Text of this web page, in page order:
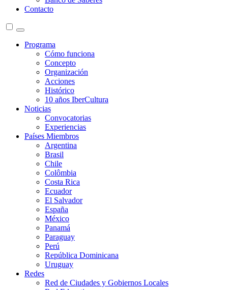
Contacto
Programa
Cómo funciona
Concepto
Organización
Acciones
Histórico
10 años IberCultura
Noticias
Convocatorias
Experiencias
Países Miembros
Argentina
Brasil
Chile
Colômbia
Costa Rica
Ecuador
El Salvador
España
México
Panamá
Paraguay
Perú
República Dominicana
Uruguay
Redes
Red de Ciudades y Gobiernos Locales